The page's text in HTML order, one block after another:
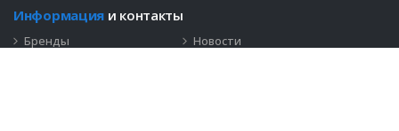
Информация и контакты
Бренды
Новости